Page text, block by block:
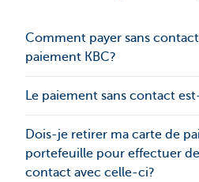
Comment payer sans
paiement KBC?
Le paiement sans contact
Dois-je retirer ma carte de
portefeuille pour effectuer
contact avec celle-ci?